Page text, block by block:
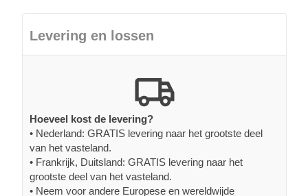
Levering en lossen
Hoeveel kost de levering?
• Nederland: GRATIS levering naar het grootste deel
van het vasteland.
• Frankrijk, Duitsland: GRATIS levering naar het
grootste deel van het vasteland.
• Neem voor andere Europese en wereldwijde